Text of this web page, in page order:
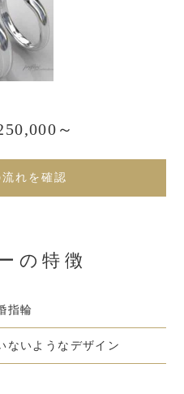
～
れを確認
の特徴
指輪
ないようなデザイン